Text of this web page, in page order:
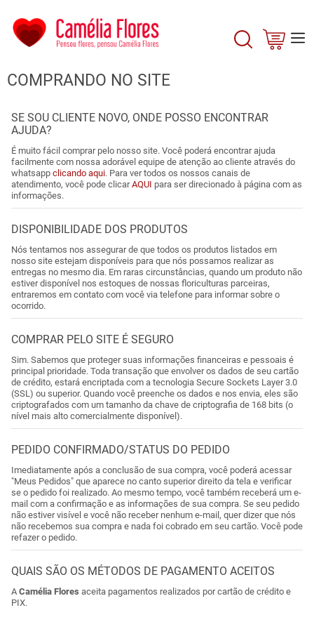
COMPRANDO NO SITE
SE SOU CLIENTE NOVO, ONDE POSSO ENCONTRAR
AJUDA?
É muito fácil comprar pelo nosso site. Você poderá encontrar ajuda
facilmente com nossa adorável equipe de atenção ao cliente através do
whatsapp clicando aqui. Para ver todos os nossos canais de
atendimento, você pode clicarAQUI para ser direcionado à página com as
informações.
DISPONIBILIDADE DOS PRODUTOS
Nós tentamos nos assegurar de que todos os produtos listados em
nosso site estejam disponíveis para que nós possamos realizar as
entregas no mesmo dia. Em raras circunstâncias, quando um produto não
estiver disponível nos estoques de nossas floriculturas parceiras,
entraremos em contato com você via telefone para informar sobre o
ocorrido.
COMPRAR PELO SITE É SEGURO
Sim. Sabemos que proteger suas informações financeiras e pessoais é
principal prioridade. Toda transação que envolver os dados de seu cartão
de crédito, estará encriptada com a tecnologia Secure Sockets Layer 3.0
(SSL) ou superior. Quando você preenche os dados e nos envia, eles são
criptografados com um tamanho da chave de criptografia de 168 bits (o
nível mais alto comercialmente disponível).
PEDIDO CONFIRMADO/STATUS DO PEDIDO
Imediatamente após a conclusão de sua compra, você poderá acessar
"Meus Pedidos" que aparece no canto superior direito da tela e verificar
se o pedido foi realizado. Ao mesmo tempo, você também receberá um e-
mail com a confirmação e as informações de sua compra. Se seu pedido
não estiver visível e você não receber nenhum e-mail, quer dizer que nós
não recebemos sua compra e nada foi cobrado em seu cartão. Você pode
refazer o pedido.
QUAIS SÃO OS MÉTODOS DE PAGAMENTO ACEITOS
A Camélia Flores aceita pagamentos realizados por cartão de crédito e
PIX.